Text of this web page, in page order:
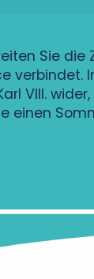
Sie
verbindet.
VIII.
einen